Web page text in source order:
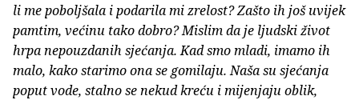
li me poboljšala i podarila mi zrelost? Zašto ih još uvijek
pamtim, većinu tako dobro? Mislim da je ljudski život
hrpa nepouzdanih sjećanja. Kad smo mladi, imamo ih
malo, kako starimo ona se gomilaju. Naša su sjećanja
poput vode, stalno se nekud kreću i mijenjaju oblik,